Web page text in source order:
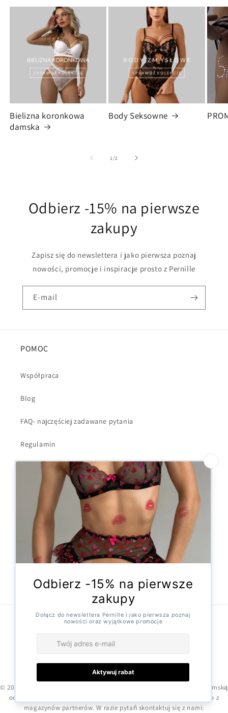
Bielizna koronkowa
damska
Body Seksowne
1 /z2
Odbierz -15% na pierwsze
zakupy
Zapisz się do newslettera i jako pierwsza poznaj
nowości, promocje i inspiracje prosto z Pernille
E-mail
POMOC
Współpraca
Blog
FAQ- najczęściej zadawane pytania
Regulamin
Polityka Prywatności
Dostawa i wysyłka
Kontakt
Formularz odstąpienia
FacebookInstagram
X
(Twitter)
Metody
płatności
© 2026,Pernille Technologia Shopify
© 2025 Pernille.pl – oferujemy starannie wyselekcjonowaną bieliznę damską
od zaufanych dostawców. Zamówienia realizowane są bezpośrednio z
magazynów partnerów. W razie pytań skontaktuj się z nami: